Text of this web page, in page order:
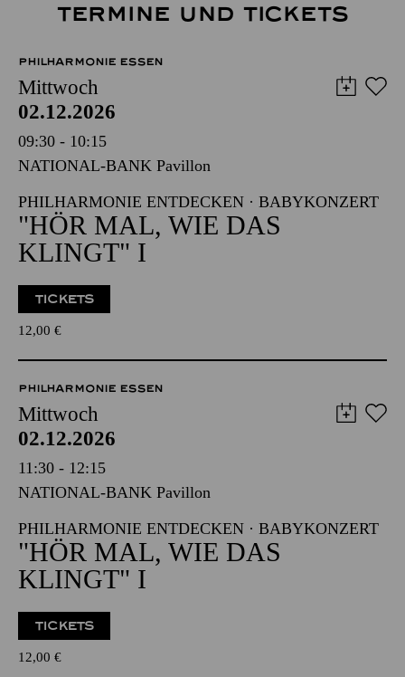
TERMINE UND TICKETS
PHILHARMONIE ESSEN
Mittwoch
02.12.2026
09:30 - 10:15
NATIONAL-BANK Pavillon
PHILHARMONIE ENTDECKEN · BABYKONZERT
"HÖR MAL, WIE DAS
KLINGT" I
TICKETS
12,00 €
PHILHARMONIE ESSEN
Mittwoch
02.12.2026
11:30 - 12:15
NATIONAL-BANK Pavillon
PHILHARMONIE ENTDECKEN · BABYKONZERT
"HÖR MAL, WIE DAS
KLINGT" I
TICKETS
12,00 €